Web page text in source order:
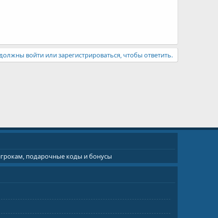
войти или зарегистрироваться, чтобы ответить.
подарочные коды и бонусы